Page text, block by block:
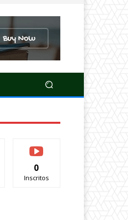
0
Inscritos